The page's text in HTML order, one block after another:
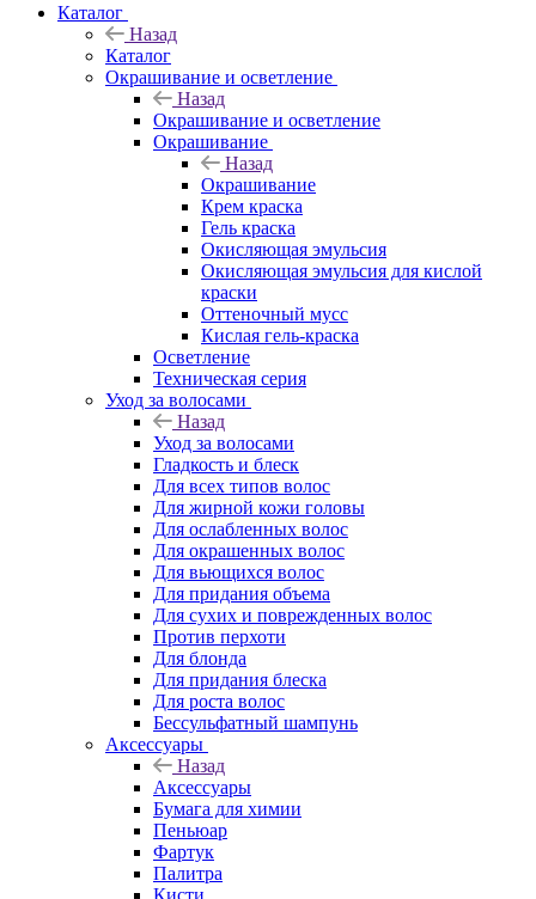
Каталог
Назад
Каталог
Окрашивание и осветление
Назад
Окрашивание и осветление
Окрашивание
Назад
Окрашивание
Крем краска
Гель краска
Окисляющая эмульсия
Окисляющая эмульсия для кислой
краски
Оттеночный мусс
Кислая гель-краска
Осветление
Техническая серия
Уход за волосами
Назад
Уход за волосами
Гладкость и блеск
Для всех типов волос
Для жирной кожи головы
Для ослабленных волос
Для окрашенных волос
Для вьющихся волос
Для придания объема
Для сухих и поврежденных волос
Против перхоти
Для блонда
Для придания блеска
Для роста волос
Бессульфатный шампунь
Аксессуары
Назад
Аксессуары
Бумага для химии
Пеньюар
Фартук
Палитра
Кисти